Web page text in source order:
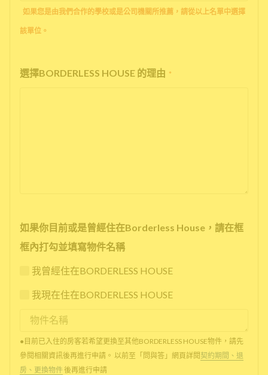
如果您是由我們合作的學校或是公司機關所推薦，請從以上名單中選擇
該單位。
選擇BORDERLESS HOUSE 的理由 *
如果你目前或是曾經住在Borderless House，請在框
框內打勾並填寫物件名稱
我曾經住在BORDERLESS HOUSE
我現在住在BORDERLESS HOUSE
●目前已入住的房客若希望更換至其他BORDERLESS HOUSE物件，請先
參閱相關資訊後再進行申請。 以前至「問與答」網頁詳閱 契約期間、退
房、更換物件後再進行申請